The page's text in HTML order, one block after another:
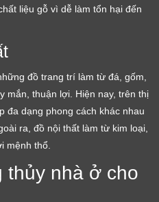
liệu gỗ vì dễ làm tổn hại đến
đồ trang trí làm từ đá, gốm,
mắn, thuận lợi. Hiện nay, trên thị
đa dạng phong cách khác nhau
ra, đồ nội thất làm từ kim loại,
mệnh thổ.
thủy nhà ở cho